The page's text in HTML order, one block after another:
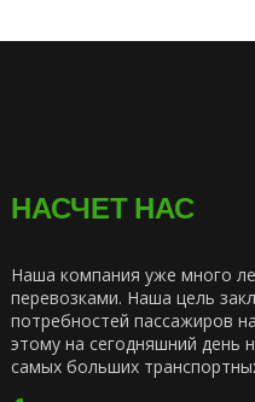
НАСЧЕТ НАС
Наша компания уже много
перевозками. Наша цель
потребностей пассажиров
этому на сегодняшний день
самых больших